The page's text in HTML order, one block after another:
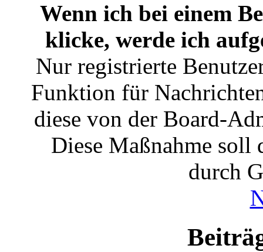
Wenn ich bei einem
klicke, werde ich
Nur registrierte
Funktion für
diese von der Board-
Diese Maßnahme soll
durch